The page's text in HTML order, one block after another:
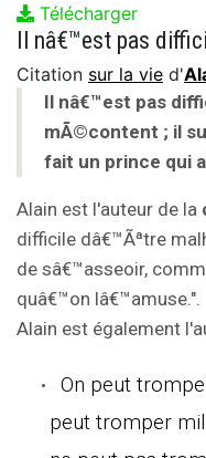
Télécharger
Citation sur la vie d'
Il nâ€™est pas
mÃ©content ; il
fait un prince qui
Alain est l'auteur de la
difficile dâ€™Ãªtre
de sâ€™asseoir,
quâ€™on lâ€™amuse.".
Alain est également
On peut
peut tromper